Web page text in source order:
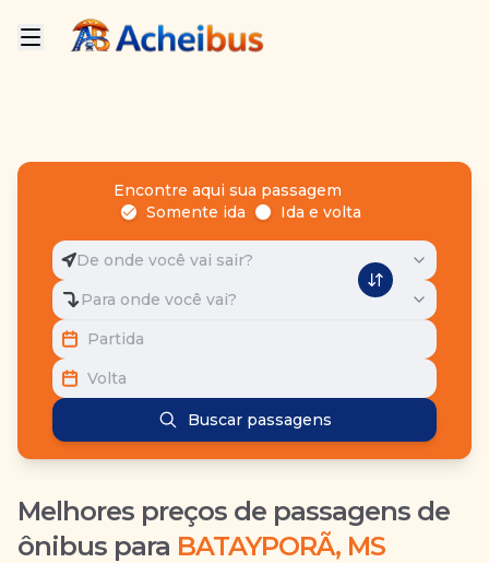
Encontre aqui sua passagem
Somente ida
Ida e volta
De onde você vai sair?
Para onde você vai?
Partida
Volta
Buscar passagens
Melhores preços de passagens de
ônibus para BATAYPORÃ, MS